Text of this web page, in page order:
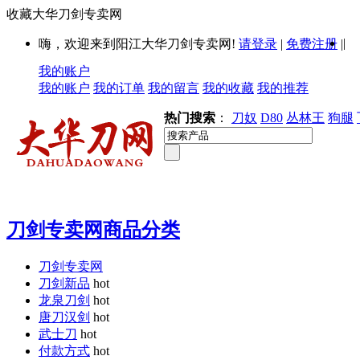
收藏大华刀剑专卖网
嗨，欢迎来到阳江大华刀剑专卖网! 请登录 | 免费注册 ||
我的账户
我的账户 我的订单 我的留言 我的收藏 我的推荐
热门搜索 ： 刀奴 D80 丛林王 狗腿
刀剑专卖网商品分类
刀剑专卖网
刀剑新品 hot
龙泉刀剑 hot
唐刀汉剑 hot
武士刀 hot
付款方式 hot